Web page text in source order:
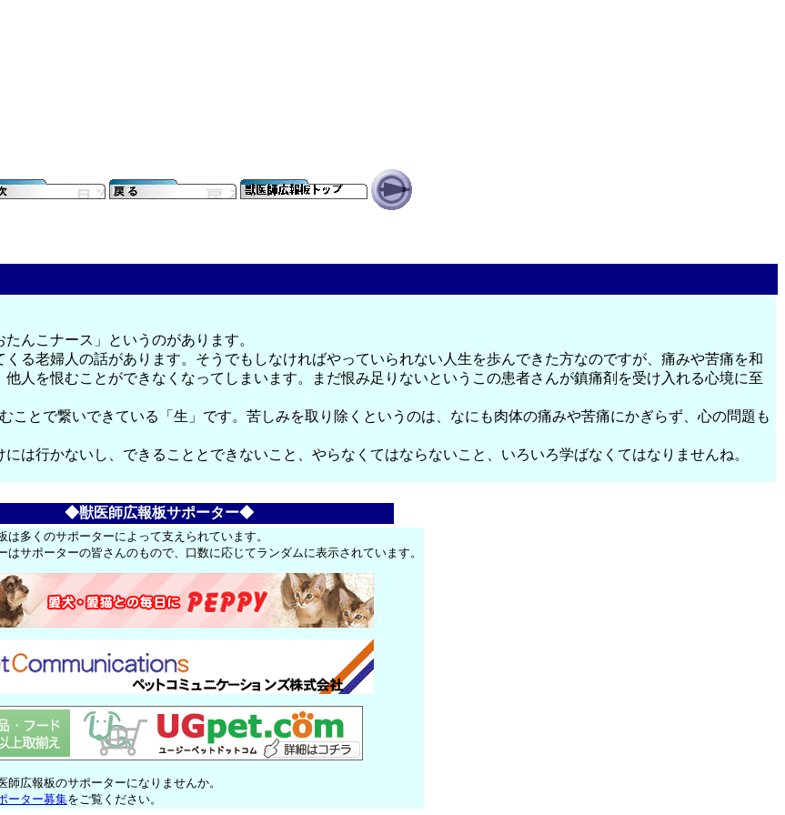
んこナース」というのがあります。
る老婦人の話があります。そうでもしなければやっていられない人生を歩んできた方なのですが、痛みや苦痛を和
人を恨むことができなくなってしまいます。まだ恨み足りないというこの患者さんが鎮痛剤を受け入れる心境に至
ことで繋いできている「生」です。苦しみを取り除くというのは、なにも肉体の痛みや苦痛にかぎらず、心の問題も
は行かないし、できることとできないこと、やらなくてはならないこと、いろいろ学ばなくてはなりませんね。
◆獣医師広報板サポーター◆
は多くのサポーターによって支えられています。
はサポーターの皆さんのもので、口数に応じてランダムに表示されています。
師広報板のサポーターになりませんか。
ーター募集をご覧ください。